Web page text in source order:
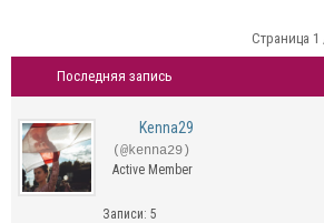
Страница 1
Последняя запись
Kenna29
(@kenna29)
Active Member
Записи: 5